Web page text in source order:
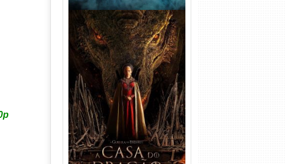
A Casa do Dragão 1ª
Temporada Torrent (2022)
WEB-DL 720p/1080p Dual
Áudio